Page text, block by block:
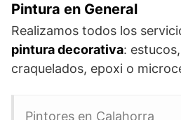
Pintura en General
Realizamos todos los
pintura decorativa:
craquelados, epoxi o
Pintores en Calahorra